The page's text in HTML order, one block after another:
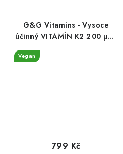
G&G Vitamins - Vysoce
účinný VITAMÍN K2 200 µg -
Vegan
799 Kč